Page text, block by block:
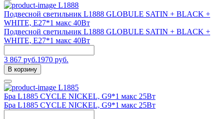
L1888
Подвесной светильник L1888 GLOBULE SATIN + BLACK +
WHITE, Е27*1 макс 40Вт
Подвесной светильник L1888 GLOBULE SATIN + BLACK +
WHITE, Е27*1 макс 40Вт
3 867 руб.1970 руб.
В корзину
L1885
Бра L1885 CYCLE NICKEL, G9*1 макс 25Вт
Бра L1885 CYCLE NICKEL, G9*1 макс 25Вт